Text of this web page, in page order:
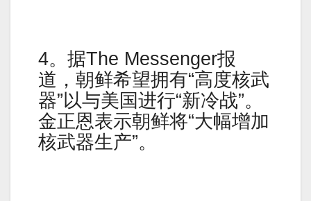
4。据The Messenger报
道，朝鲜希望拥有“高度核武
器”以与美国进行“新冷战”。
金正恩表示朝鲜将“大幅增加
核武器生产”。